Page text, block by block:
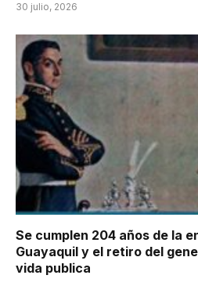
30 julio, 2026
Se cumplen 204 años de la
Guayaquil y el retiro del
vida publica